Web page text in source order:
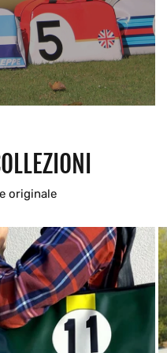
originale